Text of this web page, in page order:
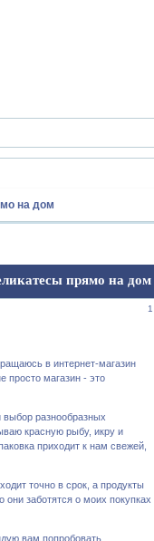
на дом
прямо на дом
1
в интернет-магазин
просто магазин - это
выбор разнообразных
красную рыбу, икру и
приходит к нам свежей,
точно в срок, а продукты
заботятся о моих покупках
вам попробовать